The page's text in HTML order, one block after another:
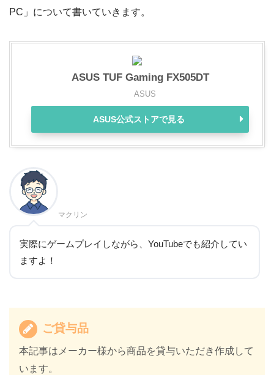
PC」について書いていきます。
ASUS TUF Gaming FX505DT
ASUS
ASUS公式ストアで見る
マクリン
実際にゲームプレイしながら、YouTubeでも紹介してい
ますよ！
ご貸与品
本記事はメーカー様から商品を貸与いただき作成して
います。